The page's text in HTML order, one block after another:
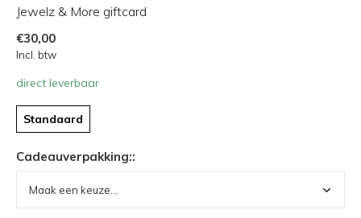
Jewelz & More giftcard
€30,00
Incl. btw
direct leverbaar
Standaard
Cadeauverpakking::